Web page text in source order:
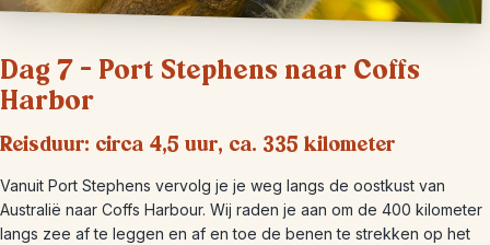
Dag 7 – Port Stephens naar Coffs
Harbor
Reisduur: circa 4,5 uur, ca. 335 kilometer
Vanuit Port Stephens vervolg je je weg langs de oostkust van
Australië naar Coffs Harbour. Wij raden je aan om de 400 kilometer
langs zee af te leggen en af ​​en toe de benen te strekken op het